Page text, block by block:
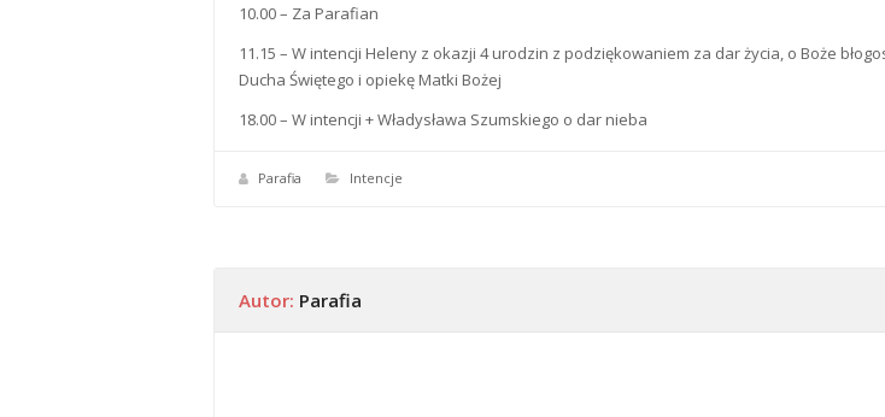
10.00 – Za Parafian
11.15 – W intencji Heleny z okazji 4 urodzin z podziękowaniem za dar życia, o Boże
Ducha Świętego i opiekę Matki Bożej
18.00 – W intencji + Władysława Szumskiego o dar nieba
Parafia Intencje
Autor: Parafia